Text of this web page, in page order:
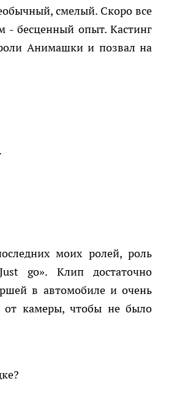
смелый. Скоро все
- бесценный опыт. Кастинг
Анимашки и позвал на
моих ролей, роль
go». Клип достаточно
в автомобиле и очень
от камеры, чтобы не было